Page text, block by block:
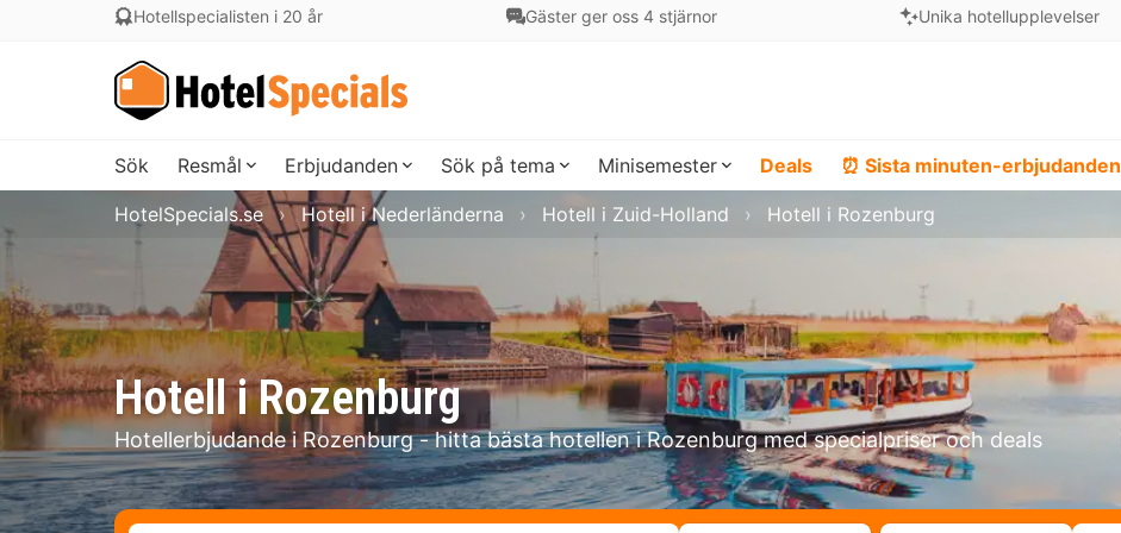
Hotellspecialisten i 20 år Gäster ger oss 4 stjärnor Unika hotellupplevelser
Sök Resmål Erbjudanden Sök på tema Minisemester Deals ⏰ Sista minuten-erbjudanden
Hotell i Rozenburg
Hotellerbjudande i Rozenburg - hitta bästa hotellen i Rozenburg med specialpriser och deals
HotelSpecials.se Hotell i Nederländerna Hotell i Zuid-Holland Hotell i Rozenburg